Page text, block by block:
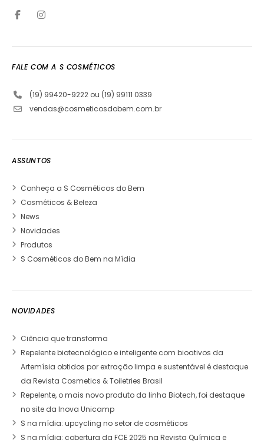
FALE COM A S COSMÉTICOS
(19) 99420-9222 ou (19) 99111 0339
vendas@cosmeticosdobem.com.br
ASSUNTOS
Conheça a S Cosméticos do Bem
Cosméticos & Beleza
News
Novidades
Produtos
S Cosméticos do Bem na Mídia
NOVIDADES
Ciência que transforma
Repelente biotecnológico e inteligente com bioativos da
Artemísia obtidos por extração limpa e sustentável é destaque
da Revista Cosmetics & Toiletries Brasil
Repelente, o mais novo produto da linha Biotech, foi destaque
no site da Inova Unicamp
S na mídia: upcycling no setor de cosméticos
S na mídia: cobertura da FCE 2025 na Revista Química e